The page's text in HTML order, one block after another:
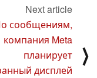
Next article
сообщениям,
компания Meta
планирует
дисплей
⟩